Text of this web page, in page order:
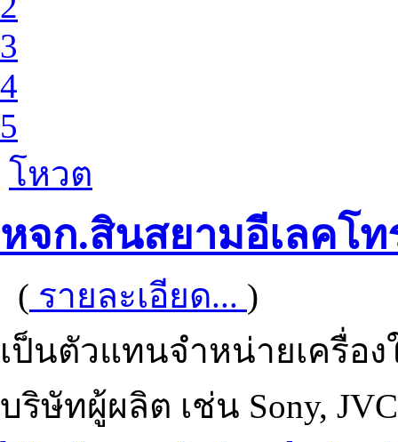
3
4
5
โหวต
หจก.สินสยามอีเลคโ
( รายละเอียด... )
เป็นตัวแทนจำหน่ายเครื่อ
บริษัทผู้ผลิต เช่น Sony,